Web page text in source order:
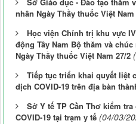
nhân Ngày Thầy thuốc Việt Nam
Học viện Chính trị khu vực
động Tây Nam Bộ thăm và
Ngày Thầy thuốc Việt Nam 27/2
Tiếp tục triển khai quyết liệt
dịch COVID-19 trên địa bàn
Sở Y tế TP Cần Thơ kiểm
COVID-19 tại trạm y tế (04/03/